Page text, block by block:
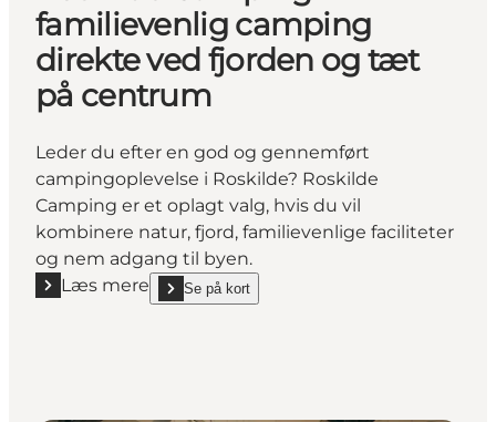
familievenlig camping
direkte ved fjorden og tæt
på centrum
Leder du efter en god og gennemført
campingoplevelse i Roskilde? Roskilde
Camping er et oplagt valg, hvis du vil
kombinere natur, fjord, familievenlige faciliteter
og nem adgang til byen.
Læs mere
Læs mere "Roskilde Camping – familievenlig
Se på kort
show Roskilde Camping – familievenlig camping